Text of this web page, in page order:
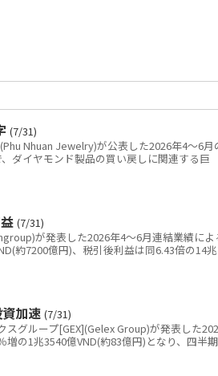
(7/31)
Nhuan Jewelry)が公表した2026年4～6月
ダイヤモンド製品の買い戻しに関連する巨
(7/31)
が発表した2026年4～6月連結業績によ
約7200億円)、税引後利益は同6.43倍の14兆
加速 (7/31)
グループ[GEX](Gelex Group)が発表した
の1兆3540億VND(約83億円)となり、四半期